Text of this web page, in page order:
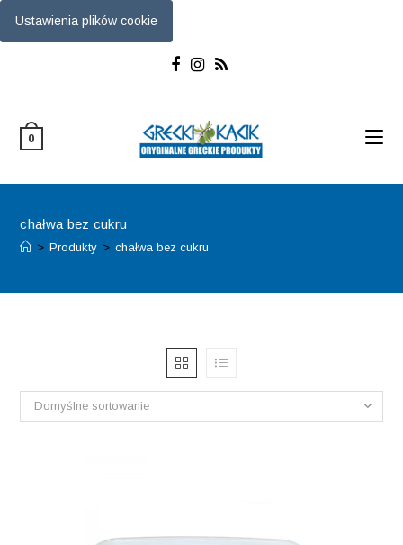
Ustawienia plików cookie
0
chałwa bez cukru
> Produkty > chałwa bez cukru
Domyślne sortowanie